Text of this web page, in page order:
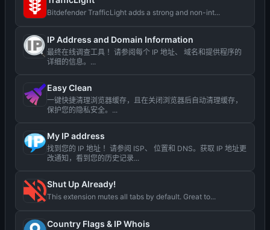
Bitdefender TrafficLight adds a strong and non-int...
IP Address and Domain Information
最终在线调查工具 ！请参阅每个 IP 地址、 域名和提供程序的
详细的信息。...
Easy Clean
一键快捷清理浏览器缓存，且在关闭浏览器后自动清理缓存，
保护您的隐私安全。...
My IP address
找到您的 IP 地址 ！请参阅 ISP、 位置和 DNS。获取 IP 地址更
改通知，看到您的历史记录...
Shut Up Already!
This extension mutes all tabs by default. Great to...
Country Flags & IP Whois